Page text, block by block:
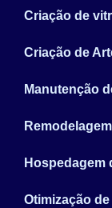
Criação de
Criação de
Manutenção
Hospedagem
Otimização